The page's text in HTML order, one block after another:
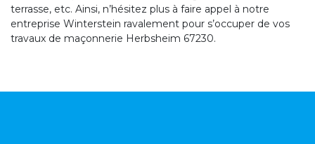
terrasse, etc. Ainsi, n’hésitez plus à faire appel à notre
entreprise Winterstein ravalement pour s’occuper de vos
travaux de maçonnerie Herbsheim 67230.